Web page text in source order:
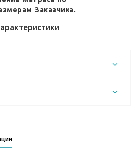
Заказчика.